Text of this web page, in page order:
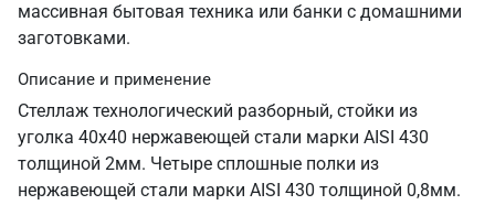
массивная бытовая техника или банки с домашними
заготовками.
Описание и применение
Стеллаж технологический разборный, стойки из
уголка 40х40 нержавеющей стали марки AISI 430
толщиной 2мм. Четыре сплошные полки из
нержавеющей стали марки AISI 430 толщиной 0,8мм.